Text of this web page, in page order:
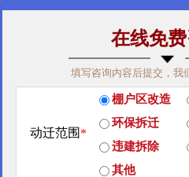
免费咨询热线：400-
关于我们 | 团队荣誉 |
经典案例
| 律师团队
房屋拆迁补偿 企业拆迁补偿 厂房
在线免
填写咨询内容后提交，我
动迁范围 *
棚户区改造
环保拆迁
违建拆除
其他